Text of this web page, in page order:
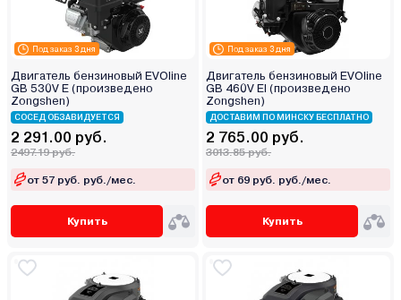
Под заказ 3 дня
Двигатель бензиновый EVOline
GB 530V E (произведено
Zongshen)
СОСЕД ОБЗАВИДУЕТСЯ
2 291.00 руб.
2497.19 руб.
от 57 руб. руб./мес.
Купить
Под заказ 3 дня
Двигатель бензиновый EVOline
GB 460V EI (произведено
Zongshen)
ДОСТАВИМ ПО МИНСКУ БЕСПЛАТНО
2 765.00 руб.
3013.85 руб.
от 69 руб. руб./мес.
Купить